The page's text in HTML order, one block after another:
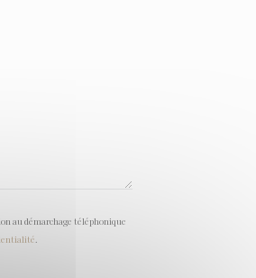
au démarchage téléphonique
.